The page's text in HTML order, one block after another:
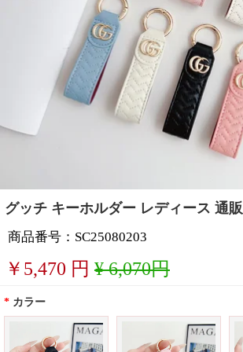
グッチ キーホルダー レディース 通販
商品番号：SC25080203
￥ 5,470 円 ¥ 6,070円
* カラー